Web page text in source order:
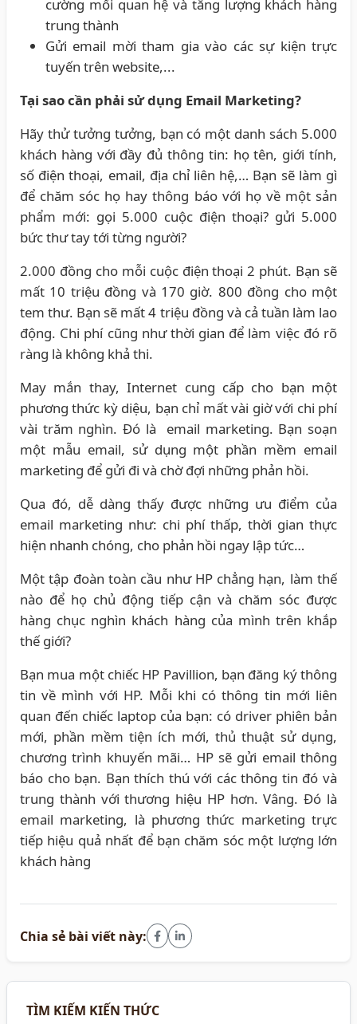
cường mối quan hệ và tăng lượng khách hàng
trung thành
Gửi email mời tham gia vào các sự kiện trực
tuyến trên website,...
Tại sao cần phải sử dụng Email Marketing?
Hãy thử tưởng tưởng, bạn có một danh sách 5.000
khách hàng với đầy đủ thông tin: họ tên, giới tính,
số điện thoại, email, địa chỉ liên hệ,… Bạn sẽ làm gì
để chăm sóc họ hay thông báo với họ về một sản
phẩm mới: gọi 5.000 cuộc điện thoại? gửi 5.000
bức thư tay tới từng người?
2.000 đồng cho mỗi cuộc điện thoại 2 phút. Bạn sẽ
mất 10 triệu đồng và 170 giờ. 800 đồng cho một
tem thư. Bạn sẽ mất 4 triệu đồng và cả tuần làm lao
động. Chi phí cũng như thời gian để làm việc đó rõ
ràng là không khả thi.
May mắn thay, Internet cung cấp cho bạn một
phương thức kỳ diệu, bạn chỉ mất vài giờ với chi phí
vài trăm nghìn. Đó là email marketing. Bạn soạn
một mẫu email, sử dụng một phần mềm email
marketing để gửi đi và chờ đợi những phản hồi.
Qua đó, dễ dàng thấy được những ưu điểm của
email marketing như: chi phí thấp, thời gian thực
hiện nhanh chóng, cho phản hồi ngay lập tức…
Một tập đoàn toàn cầu như HP chẳng hạn, làm thế
nào để họ chủ động tiếp cận và chăm sóc được
hàng chục nghìn khách hàng của mình trên khắp
thế giới?
Bạn mua một chiếc HP Pavillion, bạn đăng ký thông
tin về mình với HP. Mỗi khi có thông tin mới liên
quan đến chiếc laptop của bạn: có driver phiên bản
mới, phần mềm tiện ích mới, thủ thuật sử dụng,
chương trình khuyến mãi… HP sẽ gửi email thông
báo cho bạn. Bạn thích thú với các thông tin đó và
trung thành với thương hiệu HP hơn. Vâng. Đó là
email marketing, là phương thức marketing trực
tiếp hiệu quả nhất để bạn chăm sóc một lượng lớn
khách hàng
Chia sẻ bài viết này:
TÌM KIẾM KIẾN THỨC